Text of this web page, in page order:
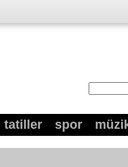
tatiller spor